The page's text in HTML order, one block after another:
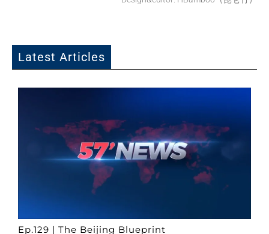
Latest Articles
Ep.129 | The Beijing Blueprint